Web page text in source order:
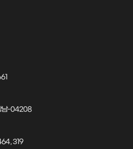
남-04208
319